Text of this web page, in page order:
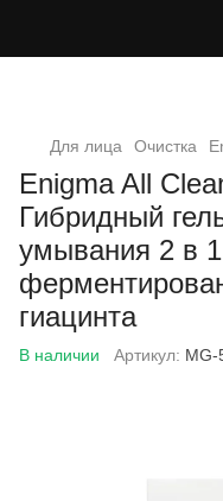
Для лица Очистка
Enigma All
Гибридный
умывания 2 в
гиацинта
В наличии Артикул: MG-